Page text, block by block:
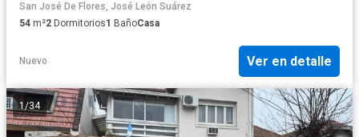
San José De Flores, José León Suárez
54 m²2 Dormitorios1 BañoCasa
Nuevo Ver en detalle
1 /34